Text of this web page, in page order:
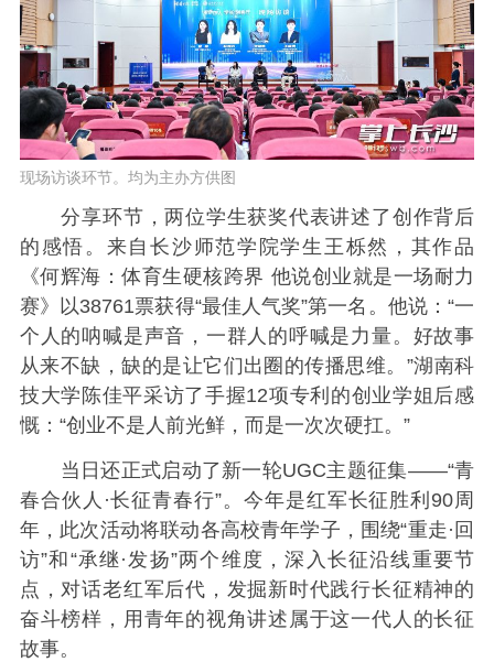
现场访谈环节。均为主办方供图
分享环节，两位学生获奖代表讲述了创作背后
的感悟。来自长沙师范学院学生王栎然，其作品
《何辉海：体育生硬核跨界 他说创业就是一场耐力
赛》以38761票获得“最佳人气奖”第一名。他说：“一
个人的呐喊是声音，一群人的呼喊是力量。好故事
从来不缺，缺的是让它们出圈的传播思维。”湖南科
技大学陈佳平采访了手握12项专利的创业学姐后感
慨：“创业不是人前光鲜，而是一次次硬扛。”
当日还正式启动了新一轮UGC主题征集——“青
春合伙人·长征青春行”。今年是红军长征胜利90周
年，此次活动将联动各高校青年学子，围绕“重走·回
访”和“承继·发扬”两个维度，深入长征沿线重要节
点，对话老红军后代，发掘新时代践行长征精神的
奋斗榜样，用青年的视角讲述属于这一代人的长征
故事。